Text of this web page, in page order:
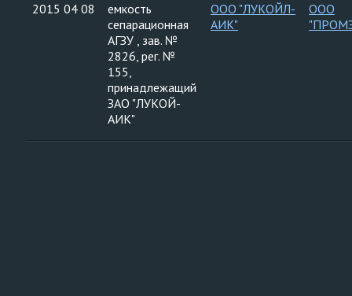
2015 04 08
емкость
сепарационная
АГЗУ , зав. №
2826, рег. №
155,
принадлежащий
ЗАО "ЛУКОЙ-
АИК"
ООО "ЛУКОЙЛ-
АИК"
ООО